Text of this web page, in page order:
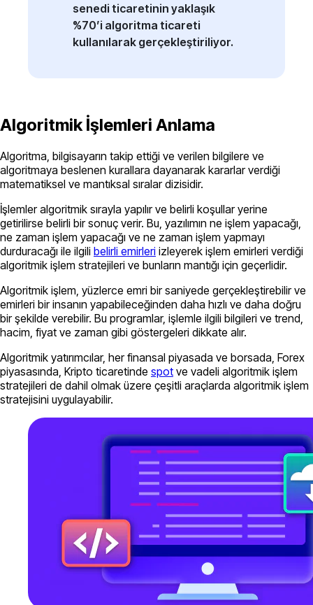
senedi ticaretinin yaklaşık
%70’i algoritma ticareti
kullanılarak gerçekleştiriliyor.
Algoritmik İşlemleri Anlama
Algoritma, bilgisayarın takip ettiği ve verilen bilgilere ve
algoritmaya beslenen kurallara dayanarak kararlar verdiği
matematiksel ve mantıksal sıralar dizisidir.
İşlemler algoritmik sırayla yapılır ve belirli koşullar yerine
getirilirse belirli bir sonuç verir. Bu, yazılımın ne işlem yapacağı,
ne zaman işlem yapacağı ve ne zaman işlem yapmayı
durduracağı ile ilgili belirli emirleri izleyerek işlem emirleri verdiği
algoritmik işlem stratejileri ve bunların mantığı için geçerlidir.
Algoritmik işlem, yüzlerce emri bir saniyede gerçekleştirebilir ve
emirleri bir insanın yapabileceğinden daha hızlı ve daha doğru
bir şekilde verebilir. Bu programlar, işlemle ilgili bilgileri ve trend,
hacim, fiyat ve zaman gibi göstergeleri dikkate alır.
Algoritmik yatırımcılar, her finansal piyasada ve borsada, Forex
piyasasında, Kripto ticaretinde spot ve vadeli algoritmik işlem
stratejileri de dahil olmak üzere çeşitli araçlarda algoritmik işlem
stratejisini uygulayabilir.